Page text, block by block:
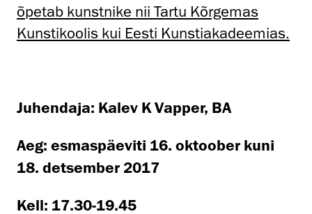
õpetab kunstnike nii Tartu Kõrgemas
Kunstikoolis kui Eesti Kunstiakadeemias.
Juhendaja: Kalev K Vapper, BA
Aeg: esmaspäeviti 16. oktoober kuni
18. detsember 2017
Kell: 17.30-19.45